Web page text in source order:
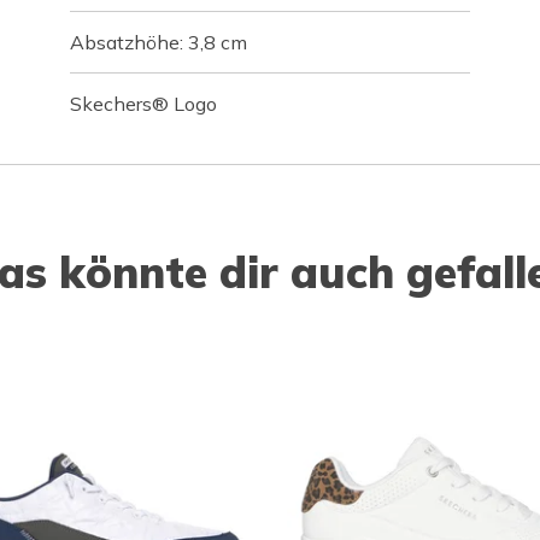
Absatzhöhe: 3,8 cm
Skechers® Logo
könnte dir auch